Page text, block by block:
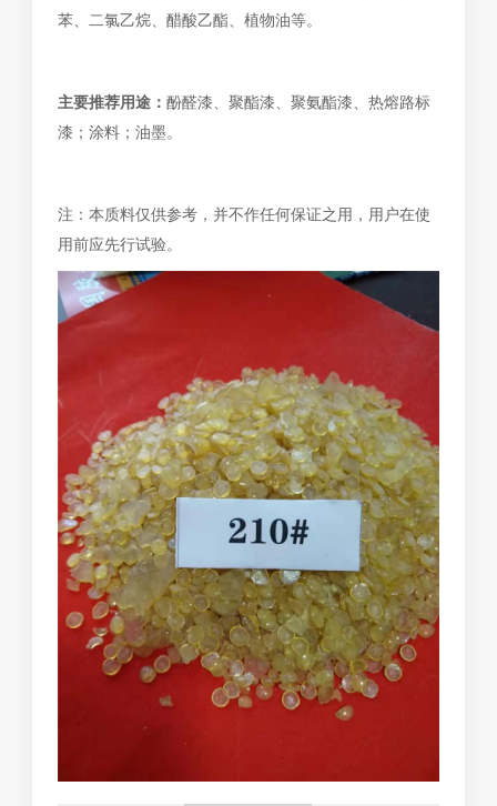
苯、二氯乙烷、醋酸乙酯、植物油等。
主要推荐用途： 酚醛漆、聚酯漆、聚氨酯漆、热熔路标
漆；涂料；油墨。
注：本质料仅供参考，并不作任何保证之用，用户在使
用前应先行试验。